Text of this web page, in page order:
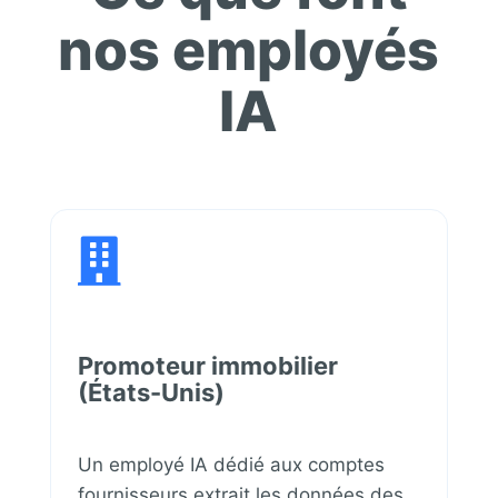
nos employés
IA

Promoteur immobilier
(États-Unis)
Un employé IA dédié aux comptes